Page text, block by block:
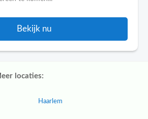
Bekijk nu
locaties:
Haarlem